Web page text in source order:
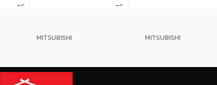
MITSUBISHI MITSUBISHI